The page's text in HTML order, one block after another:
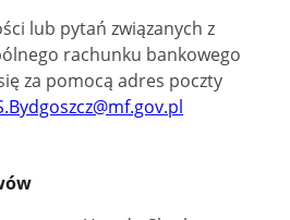
lub pytań związanych z
rachunku bankowego
za pomocą adres poczty